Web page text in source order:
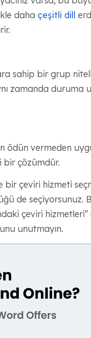
daha çeşitli dill
sahip bir grup
zamanda duruma
ödün vermeden
bir çözümdür.
çeviri hizmeti
de seçiyorsunuz.
çeviri
unutmayın.